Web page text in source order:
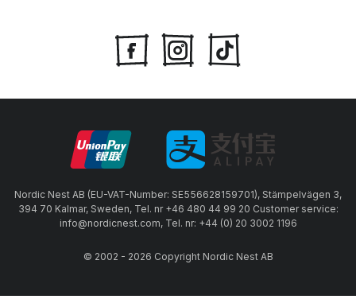
Nordic Nest AB (EU-VAT-Number: SE556628159701), Stämpelvägen 3,
394 70 Kalmar, Sweden, Tel. nr +46 480 44 99 20 Customer service:
info@nordicnest.com, Tel. nr: +44 (0) 20 3002 1196
© 2002 - 2026 Copyright Nordic Nest AB